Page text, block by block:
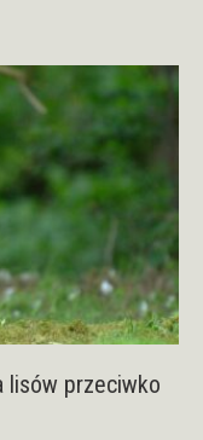
lisów przeciwko